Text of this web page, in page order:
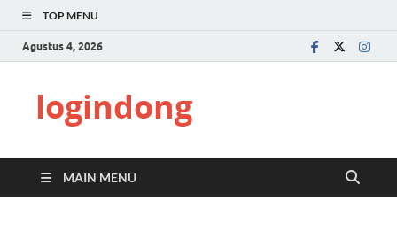
TOP MENU
Agustus 4, 2026
logindong
MAIN MENU